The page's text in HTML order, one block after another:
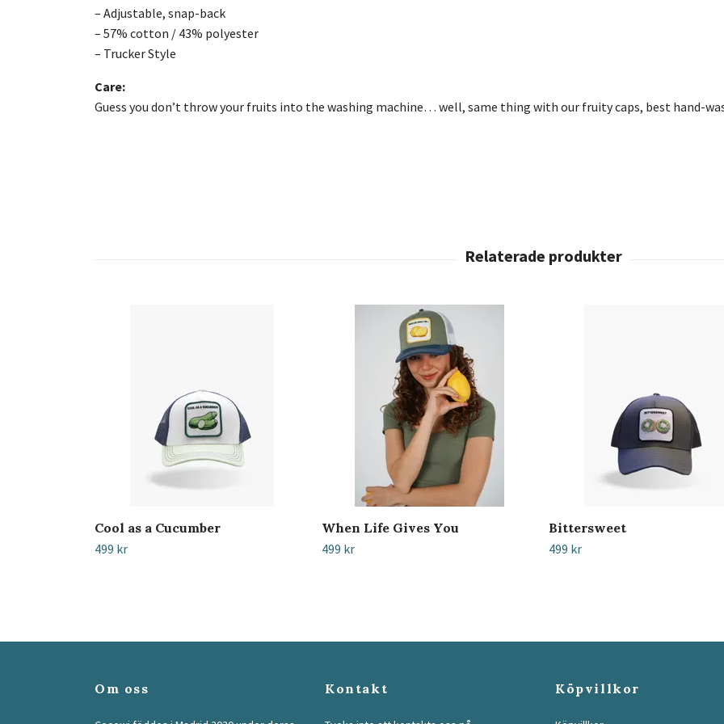
– Adjustable, snap-back
– 57% cotton / 43% polyester
– Trucker Style
Care:
Guess you don’t throw your fruits into the washing machine… well, same thing with our fruity caps, best hand-
Cool as a Cucumber
499 kr
When Life Gives You
499 kr
Bittersweet
499 kr
Om oss Kontakt Köpvillkor